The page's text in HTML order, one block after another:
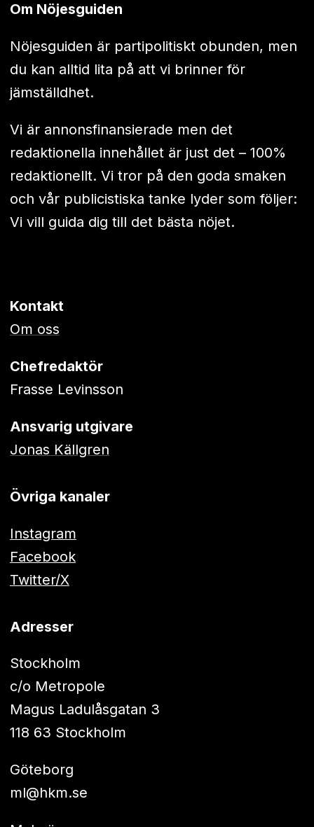
Om Nöjesguiden
Nöjesguiden är partipolitiskt obunden, men
du kan alltid lita på att vi brinner för
jämställdhet.
Vi är annonsfinansierade men det
redaktionella innehållet är just det – 100%
redaktionellt. Vi tror på den goda smaken
och vår publicistiska tanke lyder som följer:
Vi vill guida dig till det bästa nöjet.
Kontakt
Om oss
Chefredaktör
Frasse Levinsson
Ansvarig utgivare
Jonas Källgren
Övriga kanaler
Instagram
Facebook
Twitter/X
Adresser
Stockholm
c/o Metropole
Magus Ladulåsgatan 3
118 63 Stockholm
Göteborg
ml@hkm.se